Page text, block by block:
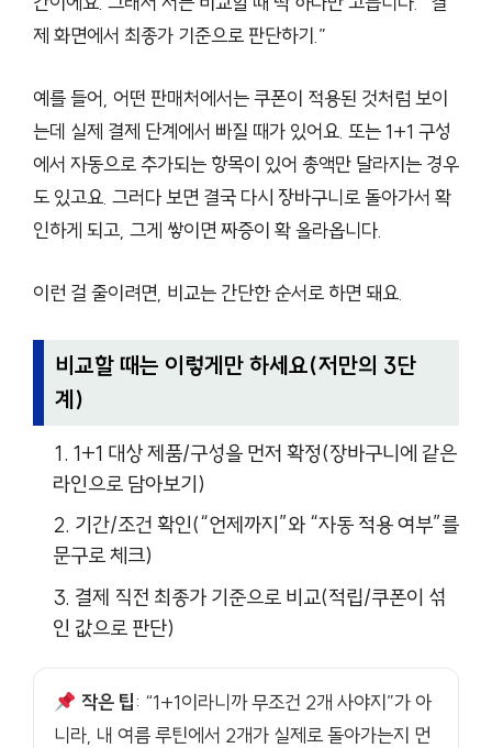
제 화면에서 최종가 기준으로 판단하기.”
예를 들어, 어떤 판매처에서는 쿠폰이 적용된 것처럼 보이
는데 실제 결제 단계에서 빠질 때가 있어요. 또는 1+1 구성
에서 자동으로 추가되는 항목이 있어 총액만 달라지는 경우
도 있고요. 그러다 보면 결국 다시 장바구니로 돌아가서 확
인하게 되고, 그게 쌓이면 짜증이 확 올라옵니다.
이런 걸 줄이려면, 비교는 간단한 순서로 하면 돼요.
비교할 때는 이렇게만 하세요(저만의 3단
계)
1+1 대상 제품/구성을 먼저 확정(장바구니에 같은
라인으로 담아보기)
기간/조건 확인(“언제까지”와 “자동 적용 여부”를
문구로 체크)
결제 직전 최종가 기준으로 비교(적립/쿠폰이 섞
인 값으로 판단)
작은 팁: “1+1이라니까 무조건 2개 사야지”가 아
니라, 내 여름 루틴에서 2개가 실제로 돌아가는지 먼